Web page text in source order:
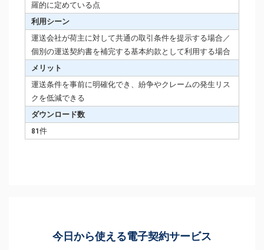
羅的に定めている点
利用シーン
運送会社が荷主に対して共通の取引条件を提示する場合／
個別の運送契約書を補完する基本約款として利用する場合
メリット
運送条件を事前に明確化でき、紛争やクレームの発生リス
クを低減できる
ダウンロード数
81件
今日から使える電子契約サービス